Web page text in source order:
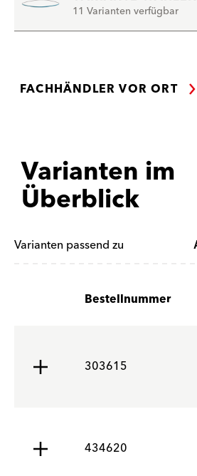
11 Varianten verfügbar
FACHHÄNDLER VOR ORT
Varianten im
Überblick
Varianten passend zu
Bestellnummer
303615
434620